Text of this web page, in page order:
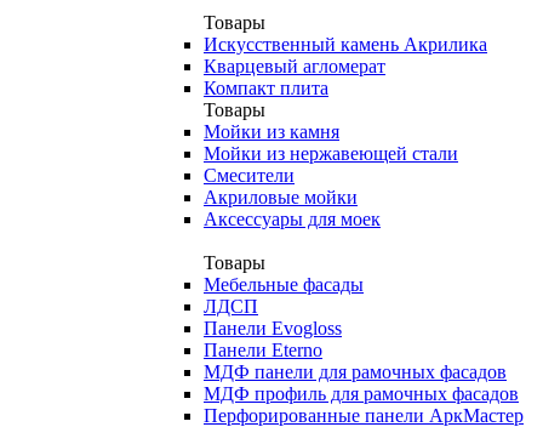
Товары
Искусственный камень Акрилика
Кварцевый агломерат
Компакт плита
Товары
Мойки из камня
Мойки из нержавеющей стали
Смесители
Акриловые мойки
Аксессуары для моек
Товары
Мебельные фасады
ЛДСП
Панели Evogloss
Панели Eterno
МДФ панели для рамочных фасадов
МДФ профиль для рамочных фасадов
Перфорированные панели АркМастер